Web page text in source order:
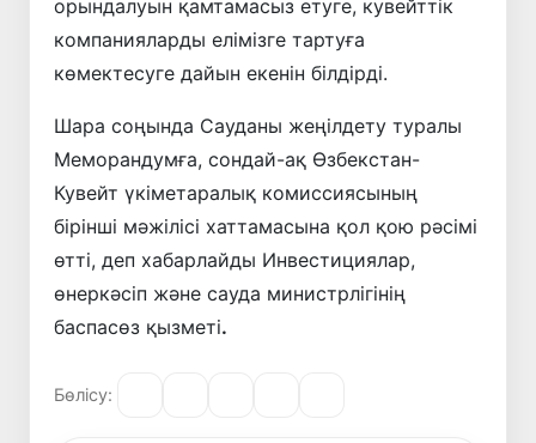
орындалуын қамтамасыз етуге, кувейттік
компанияларды елімізге тартуға
көмектесуге дайын екенін білдірді.
Шара соңында Сауданы жеңілдету туралы
Меморандумға, сондай-ақ Өзбекстан-
Кувейт үкіметаралық комиссиясының
бірінші мәжілісі хаттамасына қол қою рәсімі
өтті, деп хабарлайды Инвестициялар,
өнеркәсіп және сауда министрлігінің
баспасөз қызметі.
Бөлісу: